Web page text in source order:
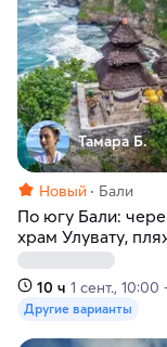
Тамара Б.
Новый Бали
По югу Бали:
храм Улувату,
Меласти, танец
10 ч 1 сент.,
Другие варианты